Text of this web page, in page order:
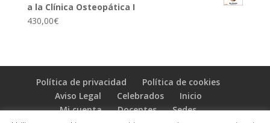
a la Clínica Osteopática I
430,00€
Política de privacidad
Política de cookies
Aviso Legal
Celebrados
Inicio
Mi cuenta
Docentes
Sedes